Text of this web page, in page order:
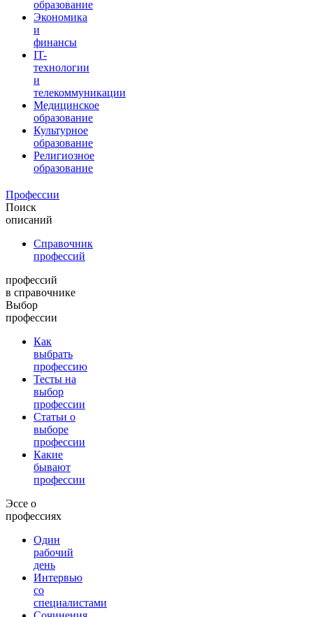
образование
Экономика
и
финансы
IT-
технологии
и
телекоммуникации
Медицинское
образование
Культурное
образование
Религиозное
образование
Профессии
Поиск
описаний
Справочник
профессий
профессий
в справочнике
Выбор
профессии
Как
выбрать
профессию
Тесты на
выбор
профессии
Статьи о
выборе
профессии
Какие
бывают
профессии
Эссе о
профессиях
Один
рабочий
день
Интервью
со
специалистами